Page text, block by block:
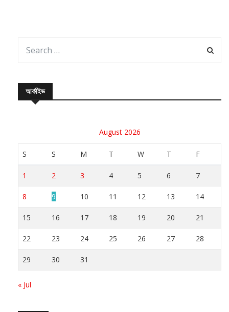
আর্কাইভ
August 2026
S S M T W T F
1 2 3 4 5 6 7
8 9 10 11 12 13 14
15 16 17 18 19 20 21
22 23 24 25 26 27 28
29 30 31
« Jul